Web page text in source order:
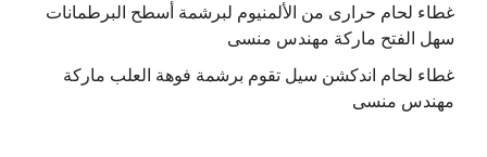
غطاء لحام حرارى من الألمنيوم لبرشمة أسطح البرطمانات
سهل الفتح ماركة مهندس منسى
غطاء لحام اندكشن سيل تقوم برشمة فوهة العلب ماركة
مهندس منسى